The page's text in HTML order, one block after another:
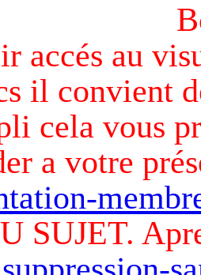
accés au
il convient
cela vous
a votre
SUJET.